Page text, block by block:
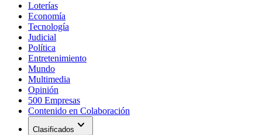
Loterías
Economía
Tecnología
Judicial
Política
Entretenimiento
Mundo
Multimedia
Opinión
500 Empresas
Contenido en Colaboración
Clasificados expand_more